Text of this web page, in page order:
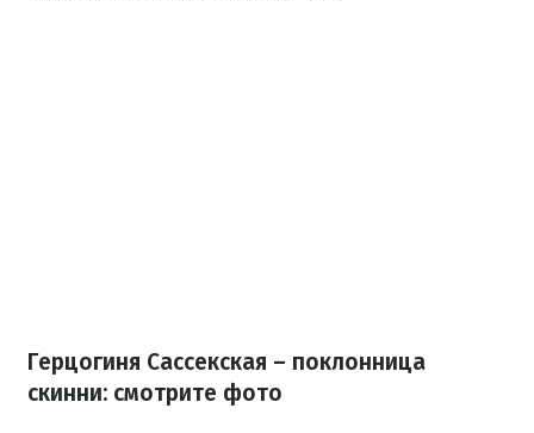
Герцогиня Сассекская – поклонница
скинни: смотрите фото